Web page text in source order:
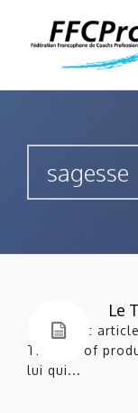
sagesse
Le
Note : cet
The tao of
lui qui...